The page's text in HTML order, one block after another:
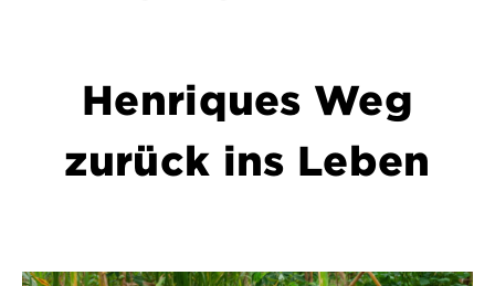
Henriques Weg
zurück ins Leben